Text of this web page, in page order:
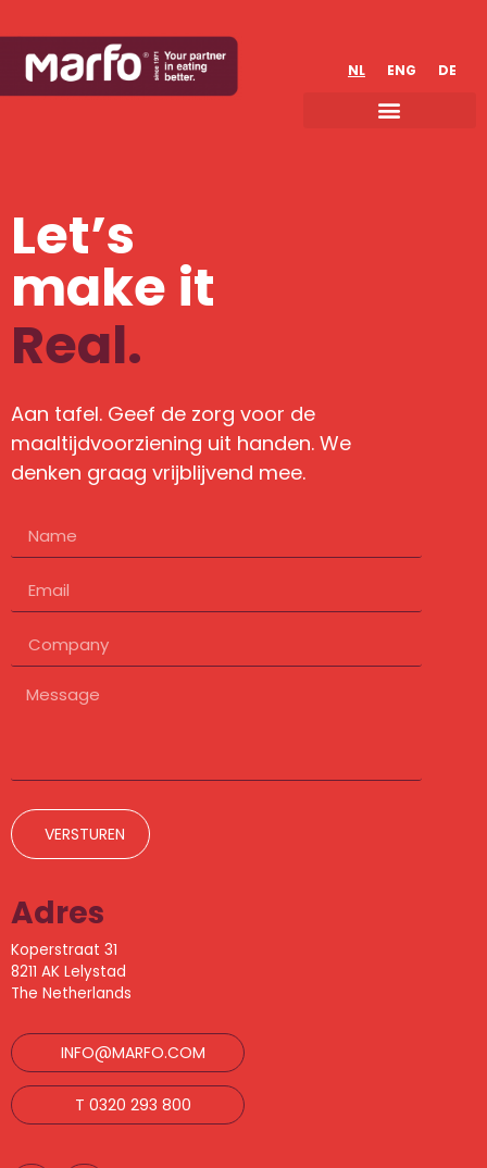
NL ENG DE
Let’s
make it
Real.
Aan tafel. Geef de zorg voor de
maaltijdvoorziening uit handen. We
denken graag vrijblijvend mee.
VERSTUREN
Adres
Koperstraat 31
8211 AK Lelystad
The Netherlands
INFO@MARFO.COM
T 0320 293 800